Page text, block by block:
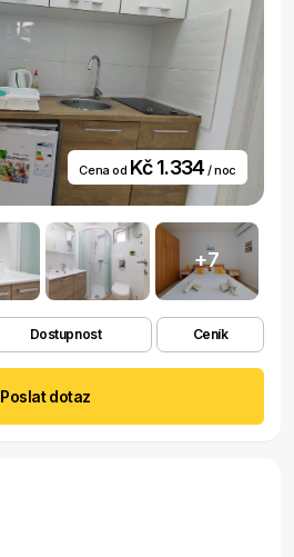
Cena od Kč 1.334 / noc
+7
Dostupnost Ceník
Poslat dotaz